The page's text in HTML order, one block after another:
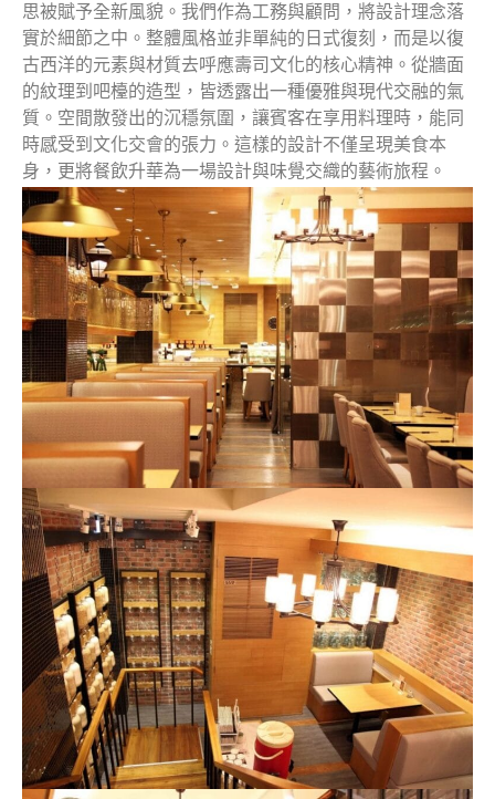
思被賦予全新風貌。我們作為工務與顧問，將設計理念落
實於細節之中。整體風格並非單純的日式復刻，而是以復
古西洋的元素與材質去呼應壽司文化的核心精神。從牆面
的紋理到吧檯的造型，皆透露出一種優雅與現代交融的氣
質。空間散發出的沉穩氛圍，讓賓客在享用料理時，能同
時感受到文化交會的張力。這樣的設計不僅呈現美食本
身，更將餐飲升華為一場設計與味覺交織的藝術旅程。